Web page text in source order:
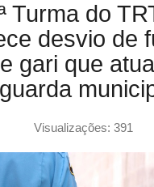
Turma do
desvio de
gari que
guarda
Visualizações: 391